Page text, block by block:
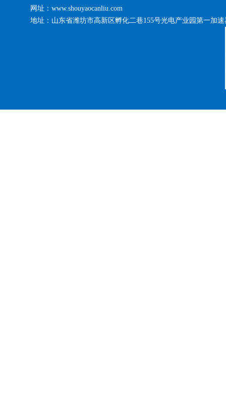
网址：www.shouyaocanliu.com
地址：山东省潍坊市高新区孵化二巷155号光电产业园第一加